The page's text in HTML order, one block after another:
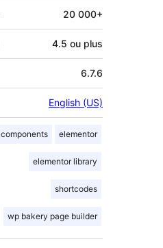
20 000+
4.5 ou plus
6.7.6
English (US)
components elementor
elementor library
shortcodes
wp bakery page builder